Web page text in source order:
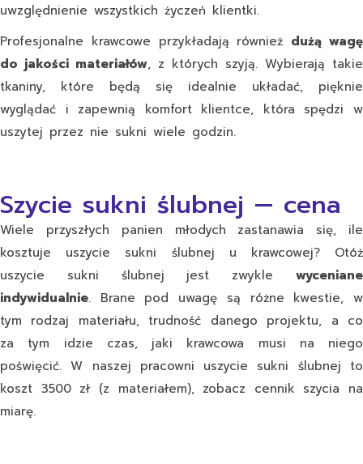
uwzględnienie wszystkich życzeń klientki.
Profesjonalne krawcowe przykładają również dużą wagę
do jakości materiałów, z których szyją. Wybierają takie
tkaniny, które będą się idealnie układać, pięknie
wyglądać i zapewnią komfort klientce, która spędzi w
uszytej przez nie sukni wiele godzin.
Szycie sukni ślubnej — cena
Wiele przyszłych panien młodych zastanawia się, ile
kosztuje uszycie sukni ślubnej u krawcowej? Otóż
uszycie sukni ślubnej jest zwykle wyceniane
indywidualnie. Brane pod uwagę są różne kwestie, w
tym rodzaj materiału, trudność danego projektu, a co
za tym idzie czas, jaki krawcowa musi na niego
poświęcić. W naszej pracowni uszycie sukni ślubnej to
koszt 3500 zł (z materiałem), zobacz cennik szycia na
miarę.